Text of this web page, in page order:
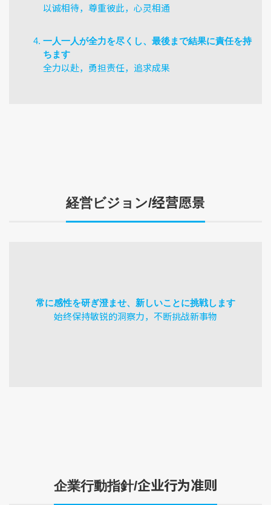
以诚相待，尊重彼此，心灵相通
一人一人が全力を尽くし、最後まで結果に責任を持
ちます
全力以赴，勇担责任，追求成果
経営ビジョン/经营愿景
常に感性を研ぎ澄ませ、新しいことに挑戦します
始终保持敏锐的洞察力，不断挑战新事物
企業行動指針/企业行为准则